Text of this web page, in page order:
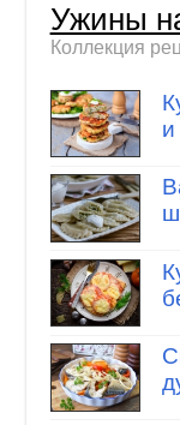
Ужины
Коллекция